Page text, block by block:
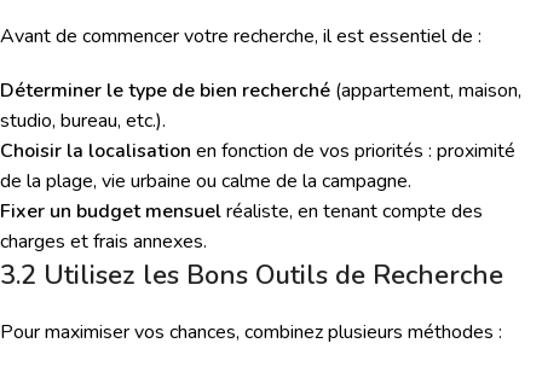
Avant de commencer votre recherche, il est essentiel de :
Déterminer le type de bien recherché (appartement, maison,
studio, bureau, etc.).
Choisir la localisation en fonction de vos priorités : proximité
de la plage, vie urbaine ou calme de la campagne.
Fixer un budget mensuelréaliste, en tenant compte des
charges et frais annexes.
3.2 Utilisez les Bons Outils de Recherche
Pour maximiser vos chances, combinez plusieurs méthodes :